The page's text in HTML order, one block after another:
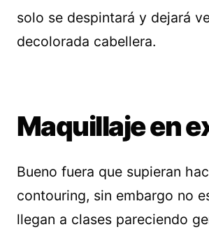
solo se despintará y dejará
decolorada cabellera.
Maquillaje en
Bueno fuera que supieran
contouring, sin embargo no
llegan a clases pareciendo